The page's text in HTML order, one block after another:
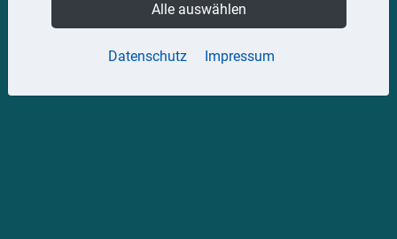
Datenschutz Impressum
Alle auswählen